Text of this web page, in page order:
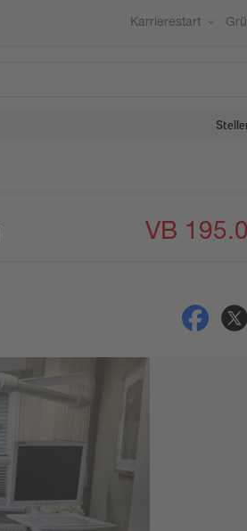
Karrierestart
VB